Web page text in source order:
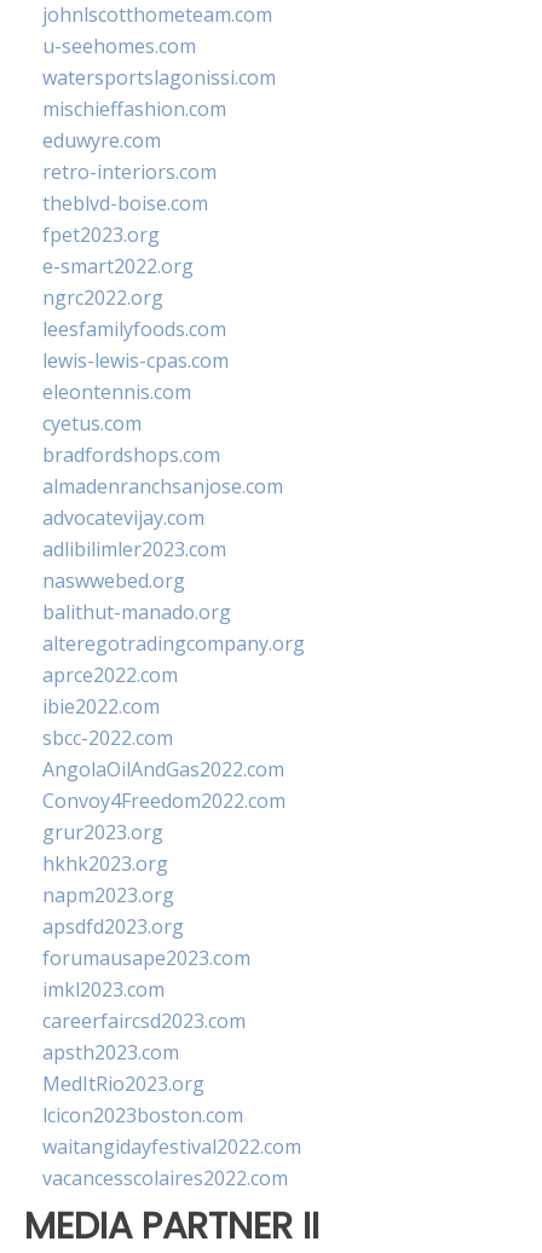
johnlscotthometeam.com
u-seehomes.com
watersportslagonissi.com
mischieffashion.com
eduwyre.com
retro-interiors.com
theblvd-boise.com
fpet2023.org
e-smart2022.org
ngrc2022.org
leesfamilyfoods.com
lewis-lewis-cpas.com
eleontennis.com
cyetus.com
bradfordshops.com
almadenranchsanjose.com
advocatevijay.com
adlibilimler2023.com
naswwebed.org
balithut-manado.org
alteregotradingcompany.org
aprce2022.com
ibie2022.com
sbcc-2022.com
AngolaOilAndGas2022.com
Convoy4Freedom2022.com
grur2023.org
hkhk2023.org
napm2023.org
apsdfd2023.org
forumausape2023.com
imkl2023.com
careerfaircsd2023.com
apsth2023.com
MedItRio2023.org
lcicon2023boston.com
waitangidayfestival2022.com
vacancesscolaires2022.com
MEDIA PARTNER II